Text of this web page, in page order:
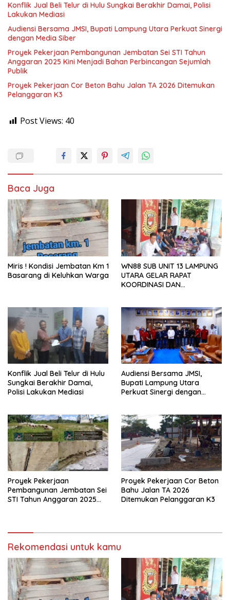
Konflik Jual Beli Telur di Hulu Sungkai Berakhir Damai, Polisi
Lakukan Mediasi
Audiensi Bersama JMSI, Bupati Lampung Utara Perkuat Sinergi
dengan Media Siber
Proyek Pekerjaan Pembangunan Jembatan Sei STI Tahun
Anggaran 2025 Kini Menjadi Bahan Perbincangan Sejumlah
Publik
Proyek Pekerjaan Cor Beton Bahu Jalan TA 2026 Ditemukan
Pelanggaran K3
Post Views: 40
Baca Juga
Miris ! Kondisi Jembatan Km 1
Basarang di Keluhkan Warga
WN88 SUB UNIT 13 LAMPUNG
UTARA GELAR RAPAT
KOORDINASI DAN
Konflik Jual Beli Telur di Hulu
Sungkai Berakhir Damai,
Polisi Lakukan Mediasi
Audiensi Bersama JMSI,
Bupati Lampung Utara
Perkuat Sinergi dengan
Proyek Pekerjaan
Pembangunan Jembatan Sei
STI Tahun Anggaran 2025
Proyek Pekerjaan Cor Beton
Bahu Jalan TA 2026
Ditemukan Pelanggaran K3
Rekomendasi untuk kamu